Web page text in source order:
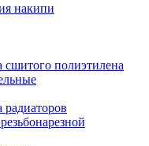
накипи
полиэтилена